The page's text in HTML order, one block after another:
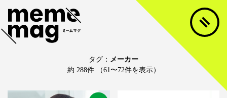
タグ： メーカー
約 288件 （61〜72件を表示）